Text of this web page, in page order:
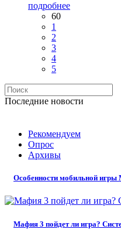
подробнее
60
1
2
3
4
5
Последние новости
Рекомендуем
Опрос
Архивы
Особенности мобильной
Мафия 3 пойдет ли игра?